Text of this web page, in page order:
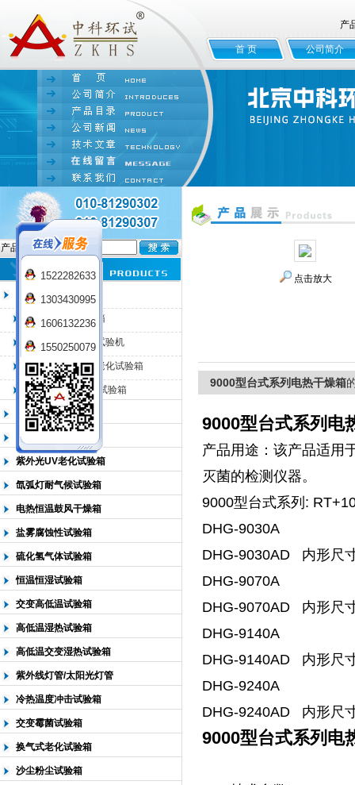
北京中科环试仪器有限公司
产
首 页 公司简介
产品名:
臭氧老化试验箱
QL-100臭氧老化箱
QL-225臭氧老化试验机
QL-500动态臭氧老化试验箱
QL-0*型臭氧老化试验箱
低温恒温试验箱
高低温检测试验箱
紫外光UV老化试验箱
氙弧灯耐气候试验箱
电热恒温鼓风干燥箱
盐雾腐蚀性试验箱
硫化氢气体试验箱
恒温恒湿试验箱
交变高低温试验箱
高低温湿热试验箱
高低温交变湿热试验箱
紫外线灯管/太阳光灯管
冷热温度冲击试验箱
交变霉菌试验箱
换气式老化试验箱
沙尘粉尘试验箱
点击放大
9000型台式系列电热干燥箱
9000型台式系列电
产品用途：该产品适用
灭菌的检测仪器。
9000型台式系列:
DHG-9030A
DHG-9030AD 内形尺
DHG-9070A
DHG-9070AD 内形
DHG-
DHG-9140AD 内形尺
DHG-9240A
DHG-9240AD 内形尺
9000型台式系列电
1522282633
1303430995
1606132236
1550250079